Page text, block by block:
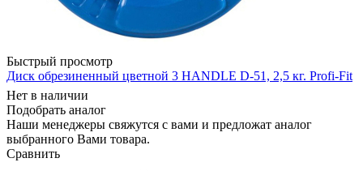
Быстрый просмотр
Диск обрезиненный цветной 3 HANDLE D-51, 2,5 кг. Profi-Fit
Нет в наличии
Подобрать аналог
Наши менеджеры свяжутся с вами и предложат аналог
выбранного Вами товара.
Сравнить